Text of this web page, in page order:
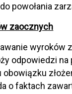
powołania
zaocznych
wyroków
odpowiedzi
o faktach